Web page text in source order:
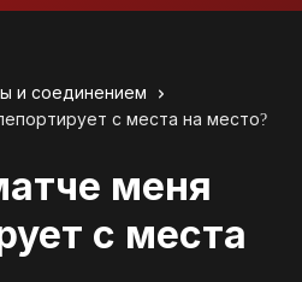
и соединением
с места на место?
меня
с места